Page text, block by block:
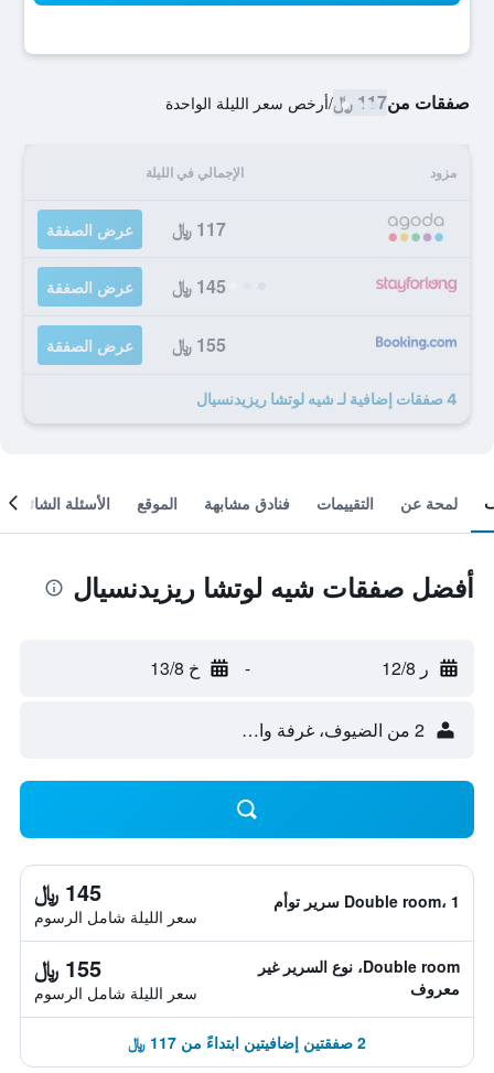
صفقات من117 ﷼ /أرخص سعر الليلة الواحدة
مزود الإجمالي في الليلة
117 ﷼ عرض الصفقة
145 ﷼ عرض الصفقة
155 ﷼ عرض الصفقة
4 صفقات إضافية لـ شيه لوتشا ريزيدنسيال
لمحة عن التقييمات فنادق مشابهة الموقع الأسئلة الشائعة
أفضل صفقات شيه لوتشا ريزيدنسيال
ر 12/8 - خ 13/8
2 من الضيوف، غرفة واحدة
Double room، 1 سرير توأم 145 ﷼
سعر الليلة شامل الرسوم
Double room، نوع السرير غير
معروف
155 ﷼
سعر الليلة شامل الرسوم
2 صفقتين إضافيتين ابتداءً من 117 ﷼